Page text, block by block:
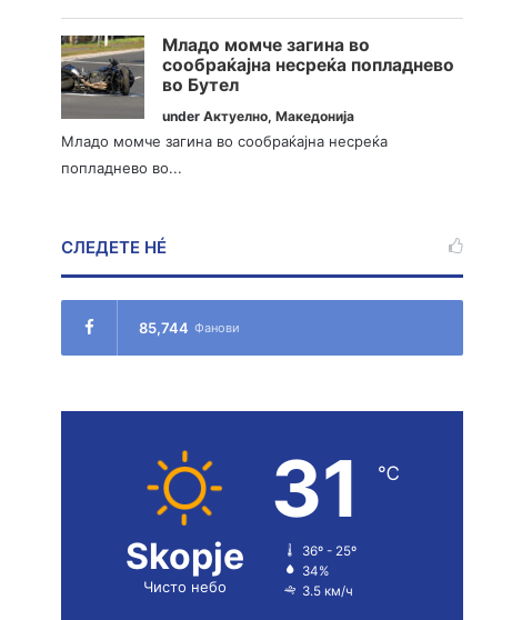
Младо момче загина во
сообраќајна несреќа попладнево
во Бутел
underАктуелно,Македонија
Младо момче загина во сообраќајна несреќа
попладнево во...
СЛЕДЕТЕ НÉ
85,744 Фанови
Skopje
Чисто небо
31 ℃
36º - 25º
34%
3.5 км/ч